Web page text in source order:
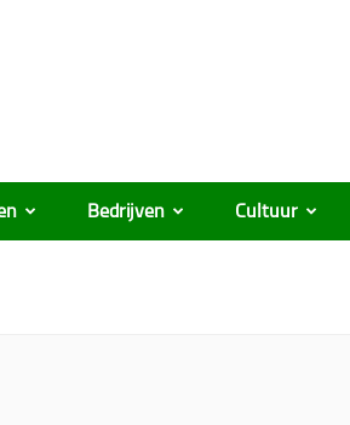
Bedrijven Cultuur